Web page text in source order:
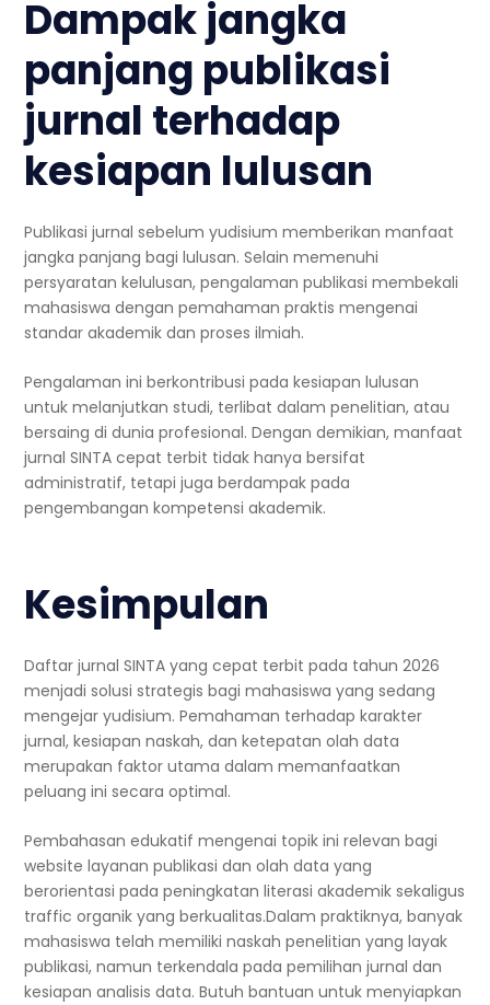
Dampak jangka
panjang publikasi
jurnal terhadap
kesiapan lulusan
Publikasi jurnal sebelum yudisium memberikan manfaat
jangka panjang bagi lulusan. Selain memenuhi
persyaratan kelulusan, pengalaman publikasi membekali
mahasiswa dengan pemahaman praktis mengenai
standar akademik dan proses ilmiah.
Pengalaman ini berkontribusi pada kesiapan lulusan
untuk melanjutkan studi, terlibat dalam penelitian, atau
bersaing di dunia profesional. Dengan demikian, manfaat
jurnal SINTA cepat terbit tidak hanya bersifat
administratif, tetapi juga berdampak pada
pengembangan kompetensi akademik.
Kesimpulan
Daftar jurnal SINTA yang cepat terbit pada tahun 2026
menjadi solusi strategis bagi mahasiswa yang sedang
mengejar yudisium. Pemahaman terhadap karakter
jurnal, kesiapan naskah, dan ketepatan olah data
merupakan faktor utama dalam memanfaatkan
peluang ini secara optimal.
Pembahasan edukatif mengenai topik ini relevan bagi
website layanan publikasi dan olah data yang
berorientasi pada peningkatan literasi akademik sekaligus
traffic organik yang berkualitas.Dalam praktiknya, banyak
mahasiswa telah memiliki naskah penelitian yang layak
publikasi, namun terkendala pada pemilihan jurnal dan
kesiapan analisis data. Butuh bantuan untuk menyiapkan